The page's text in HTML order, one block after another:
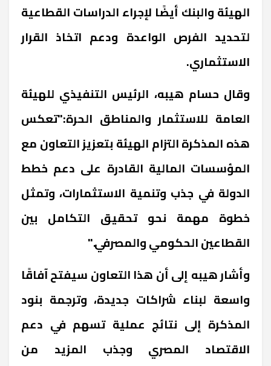
الهيئة والبنك أيضًا لإجراء الدراسات القطاعية
لتحديد الفرص الواعدة ودعم اتخاذ القرار
الاستثماري.
وقال حسام هيبه، الرئيس التنفيذي للهيئة
العامة للاستثمار والمناطق الحرة:"تعكس
هذه المذكرة التزام الهيئة بتعزيز التعاون مع
المؤسسات المالية القادرة على دعم خطط
الدولة في جذب وتنمية الاستثمارات، وتمثل
خطوة مهمة نحو تحقيق التكامل بين
القطاعين الحكومي والمصرفي."
وأشار هيبه إلى أن هذا التعاون سيفتح آفاقًا
واسعة لبناء شراكات جديدة، وترجمة بنود
المذكرة إلى نتائج عملية تسهم في دعم
الاقتصاد المصري وجذب المزيد من